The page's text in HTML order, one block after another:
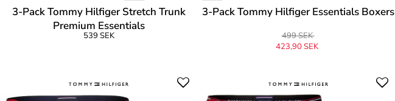
3-Pack Tommy Hilfiger Stretch Trunk
Premium Essentials
539 SEK
3-Pack Tommy Hilfiger Essentials Boxers
499 SEK
423,90 SEK